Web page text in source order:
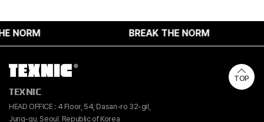
BREAK THE NORM
TEXNIC
HEAD OFFICE : 4 Floor, 54, Dasan-ro 32-gil,
Jung-gu, Seoul, Republic of Korea
TOP